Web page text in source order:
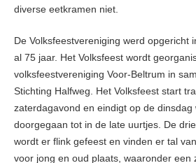
diverse eetkramen niet.
De Volksfeestvereniging werd opgericht
al 75 jaar. Het Volksfeest wordt
volksfeestvereniging Voor-Beltrum in
Stichting Halfweg. Het Volksfeest start
zaterdagavond en eindigt op de dinsdag
doorgegaan tot in de late uurtjes. De
wordt er flink gefeest en vinden er tal
voor jong en oud plaats, waaronder een